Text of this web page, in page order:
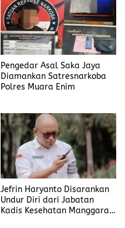
Pengedar Asal Saka Jaya
Diamankan Satresnarkoba
Polres Muara Enim
Jefrin Haryanto Disarankan
Undur Diri dari Jabatan
Kadis Kesehatan Manggarai,